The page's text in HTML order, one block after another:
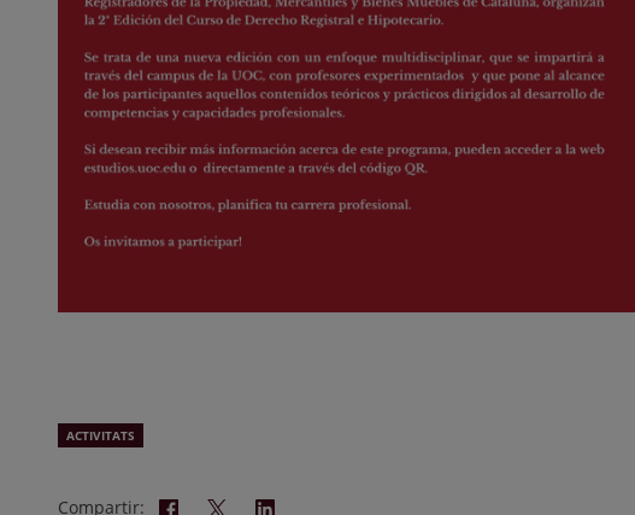
ACTIVITATS
Compartir: